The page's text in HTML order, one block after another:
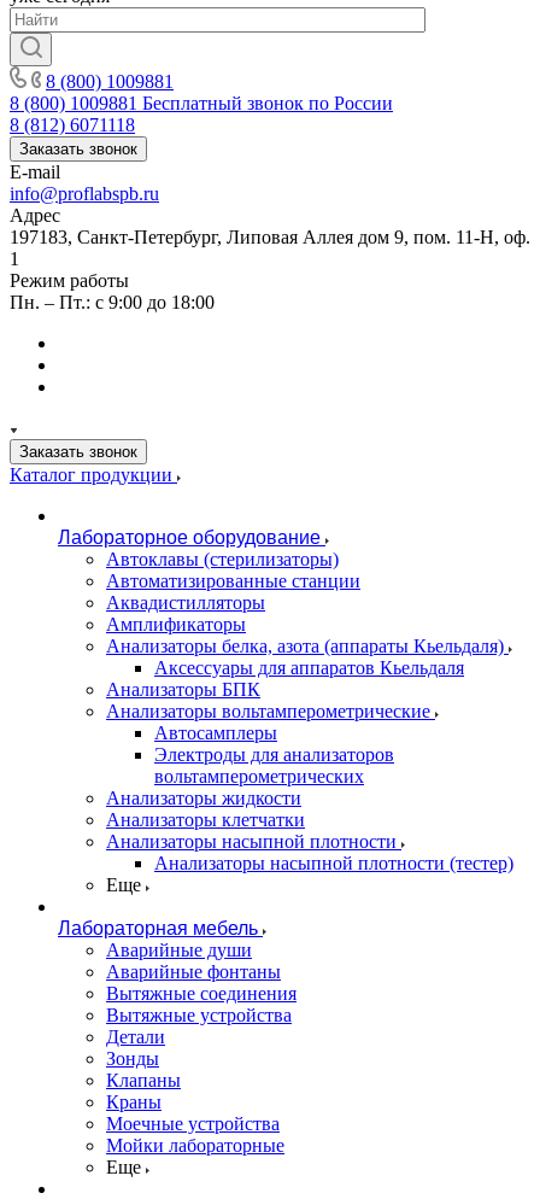
8 (800) 1009881
8 (800) 1009881 Бесплатный звонок по России
8 (812) 6071118
Заказать звонок
E-mail
info@proflabspb.ru
Адрес
197183, Санкт-Петербург, Липовая Аллея дом 9, пом. 11-Н, оф.
1
Режим работы
Пн. – Пт.: с 9:00 до 18:00
Заказать звонок
Каталог продукции
Лабораторное оборудование
Автоклавы (стерилизаторы)
Автоматизированные станции
Аквадистилляторы
Амплификаторы
Анализаторы белка, азота (аппараты Кьельдаля)
Аксессуары для аппаратов Кьельдаля
Анализаторы БПК
Анализаторы вольтамперометрические
Автосамплеры
Электроды для анализаторов
вольтамперометрических
Анализаторы жидкости
Анализаторы клетчатки
Анализаторы насыпной плотности
Анализаторы насыпной плотности (тестер)
Еще
Лабораторная мебель
Аварийные души
Аварийные фонтаны
Вытяжные соединения
Вытяжные устройства
Детали
Зонды
Клапаны
Краны
Моечные устройства
Мойки лабораторные
Еще